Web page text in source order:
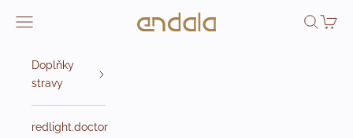
Endala e-shop
Otevřít navigační menu Otevřít
Doplňky
stravy
redlight.doctor